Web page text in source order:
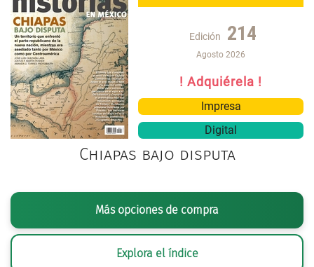
Edición 214
Agosto 2026
! Adquiérela !
Impresa
Digital
Chiapas bajo disputa
Más opciones de compra
Explora el índice